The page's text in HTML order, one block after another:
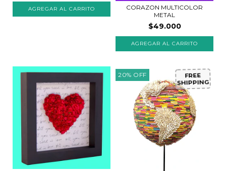
CORAZON MULTICOLOR
METAL
$49.000
AGREGAR AL CARRITO
20% OFF FREE
SHIPPING